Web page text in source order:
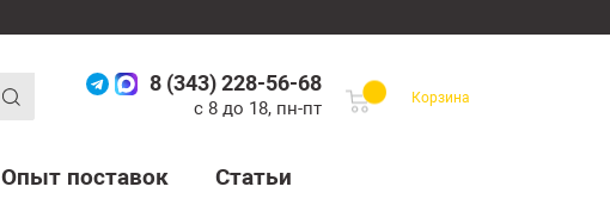
8 (343) 228-56-68
с 8 до 18, пн-пт
Корзина
Опыт поставок Статьи